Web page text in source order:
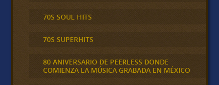
70S SOUL HITS
70S SUPERHITS
80 ANIVERSARIO DE PEERLESS DONDE
COMIENZA LA MÚSICA GRABADA EN MÉXICO